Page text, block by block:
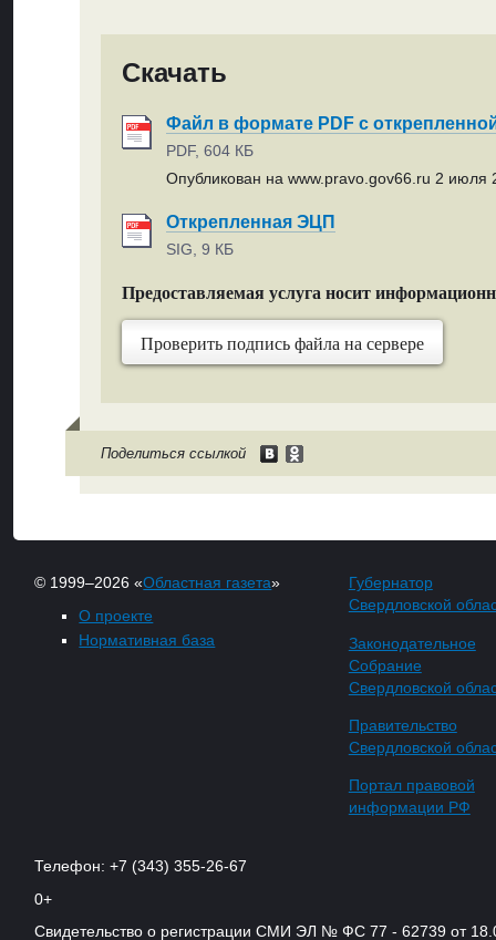
Скачать
Файл в формате PDF с
PDF, 604 КБ
Опубликован на www.pravo.gov66.ru 2 июля
Открепленная ЭЦП
SIG, 9 КБ
Предоставляемая услуга носит
Проверить подпись файла на сервере
Поделиться ссылкой
© 1999–2026 «Областная газета»
О проекте
Нормативная база
Губернатор
Свердловской
Законодательное
Собрание
Свердловской
Правительство
Свердловской
Портал правовой
информации РФ
Телефон: +7 (343) 355-26-67
0+
Свидетельство о регистрации СМИ ЭЛ № ФС 77 - 62739 от